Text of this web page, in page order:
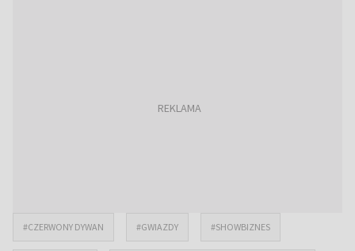
#CZERWONY DYWAN #GWIAZDY #SHOWBIZNES